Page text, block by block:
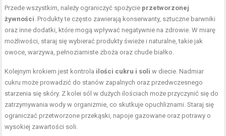
Przede wszystkim, należy ograniczyć spożycie przetworzonej
żywności . Produkty te często zawierają konserwanty, sztuczne barwniki
oraz inne dodatki, które mogą wpływać negatywnie na zdrowie. W miarę
możliwości, staraj się wybierać produkty świeże i naturalne, takie jak
owoce, warzywa, pełnoziarniste zboża oraz chude białko.
Kolejnym krokiem jest kontrola ilości cukru i soli w diecie. Nadmiar
cukru może prowadzić do stanów zapalnych oraz przedwczesnego
starzenia się skóry. Z kolei sól w dużych ilościach może przyczynić się do
zatrzymywania wody w organizmie, co skutkuje opuchliznami. Staraj się
ograniczać przetworzone przekąski, napoje gazowane oraz potrawy o
wysokiej zawartości soli.